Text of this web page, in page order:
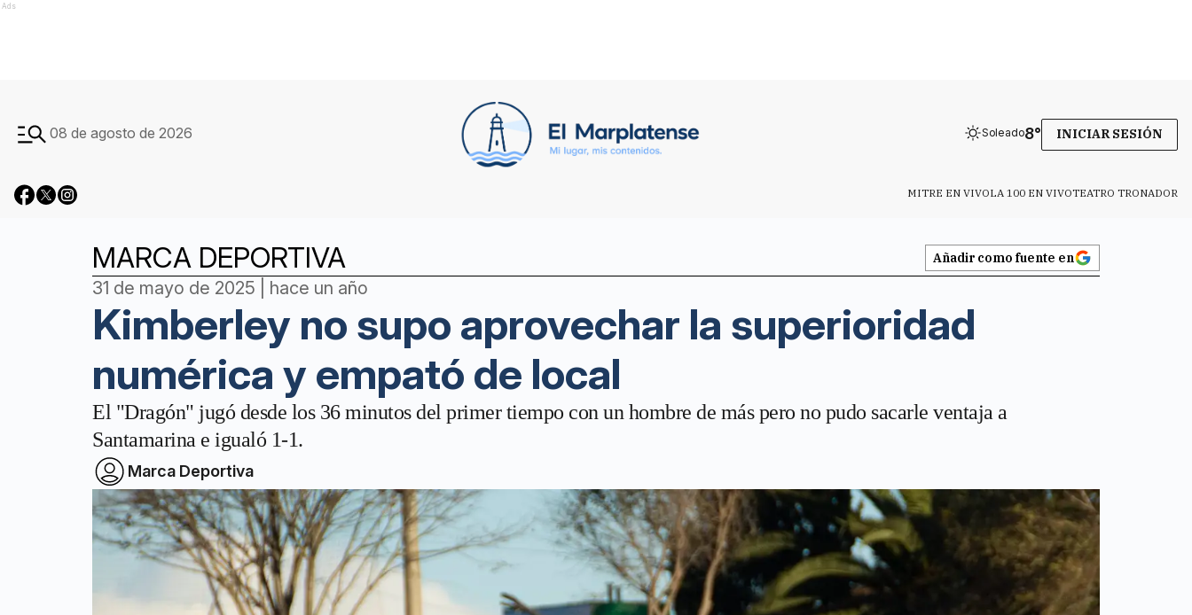
Ads
08 de agosto de 2026 Soleado8° INICIAR SESIÓN
MITRE EN VIVOLA 100 EN VIVOTEATRO TRONADOR
MARCA DEPORTIVA Añadir como fuente en
31 de mayo de 2025 | hace un año
Kimberley no supo aprovechar la superioridad
numérica y empató de local
El "Dragón" jugó desde los 36 minutos del primer tiempo con un hombre de más pero no pudo sacarle ventaja a
Santamarina e igualó 1-1.
Marca Deportiva